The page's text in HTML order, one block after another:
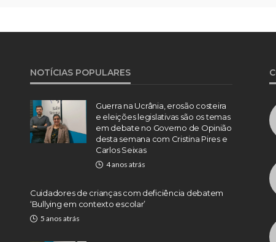
NOTÍCIAS POPULARES
Guerra na Ucrânia, erosão costeira
e eleições legislativas são os temas
em debate no Governo de Opinião
desta semana com Cristina Pires e
Carlos Seixas
4 anos atrás
Cuidadores de crianças com deficiência debatem
‘Bullying em contexto escolar’
5 anos atrás